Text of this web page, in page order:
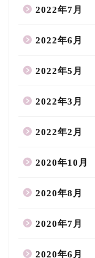
2022年7月
2022年6月
2022年5月
2022年3月
2022年2月
2020年10月
2020年8月
2020年7月
2020年6月